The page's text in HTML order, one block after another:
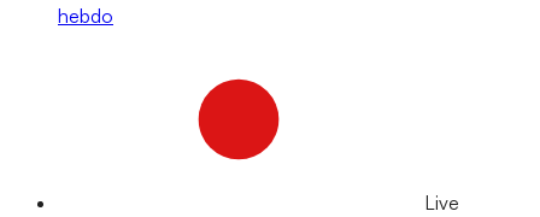
hebdo
Live